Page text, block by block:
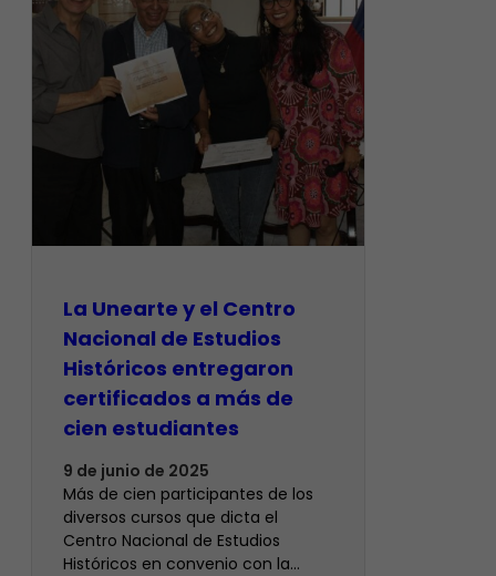
La Unearte y el Centro
Nacional de Estudios
Históricos entregaron
certificados a más de
cien estudiantes
9 de junio de 2025
Más de cien participantes de los
diversos cursos que dicta el
Centro Nacional de Estudios
Históricos en convenio con la…